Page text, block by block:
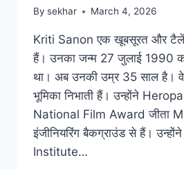
By sekhar March 4, 2026
Kriti Sanon एक खूबसूरत और
हैं। उनका जन्म 27 जुलाई 1990
था। अब उनकी उम्र 35 साल है। वे
भूमिका निभाती हैं। उन्होंने
National Film Award जीता
इंजीनियरिंग बैकग्राउंड से हैं।
Institute…